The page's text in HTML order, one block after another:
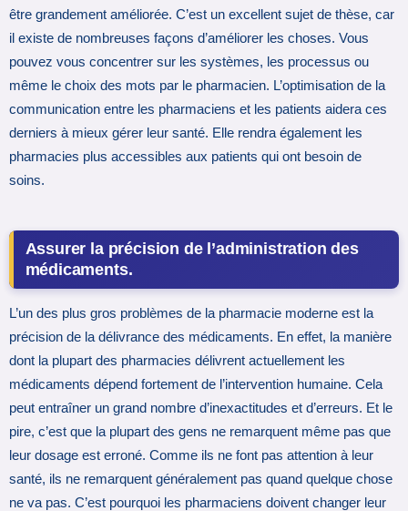
être grandement améliorée. C’est un excellent sujet de thèse, car
il existe de nombreuses façons d’améliorer les choses. Vous
pouvez vous concentrer sur les systèmes, les processus ou
même le choix des mots par le pharmacien. L’optimisation de la
communication entre les pharmaciens et les patients aidera ces
derniers à mieux gérer leur santé. Elle rendra également les
pharmacies plus accessibles aux patients qui ont besoin de
soins.
Assurer la précision de l’administration des
médicaments.
L’un des plus gros problèmes de la pharmacie moderne est la
précision de la délivrance des médicaments. En effet, la manière
dont la plupart des pharmacies délivrent actuellement les
médicaments dépend fortement de l’intervention humaine. Cela
peut entraîner un grand nombre d’inexactitudes et d’erreurs. Et le
pire, c’est que la plupart des gens ne remarquent même pas que
leur dosage est erroné. Comme ils ne font pas attention à leur
santé, ils ne remarquent généralement pas quand quelque chose
ne va pas. C’est pourquoi les pharmaciens doivent changer leur